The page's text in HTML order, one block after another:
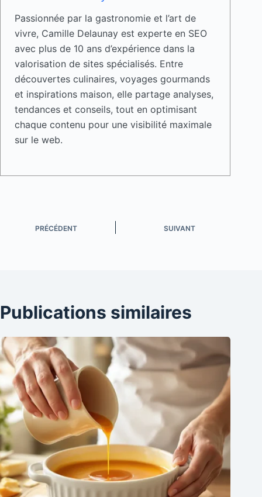
Passionnée par la gastronomie et l’art de
vivre, Camille Delaunay est experte en SEO
avec plus de 10 ans d’expérience dans la
valorisation de sites spécialisés. Entre
découvertes culinaires, voyages gourmands
et inspirations maison, elle partage analyses,
tendances et conseils, tout en optimisant
chaque contenu pour une visibilité maximale
sur le web.
PRÉCÉDENT SUIVANT
Publications similaires